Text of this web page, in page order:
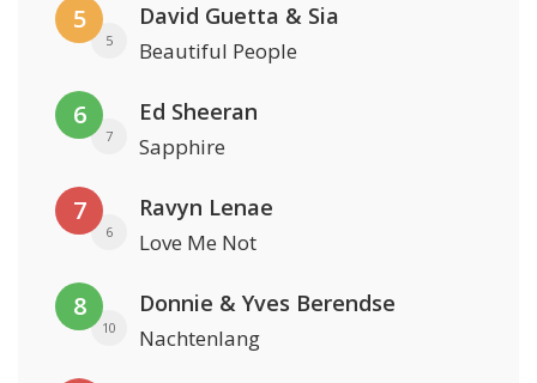
5
5
David Guetta & Sia
Beautiful People
6
7
Ed Sheeran
Sapphire
7
6
Ravyn Lenae
Love Me Not
8
10
Donnie & Yves Berendse
Nachtenlang